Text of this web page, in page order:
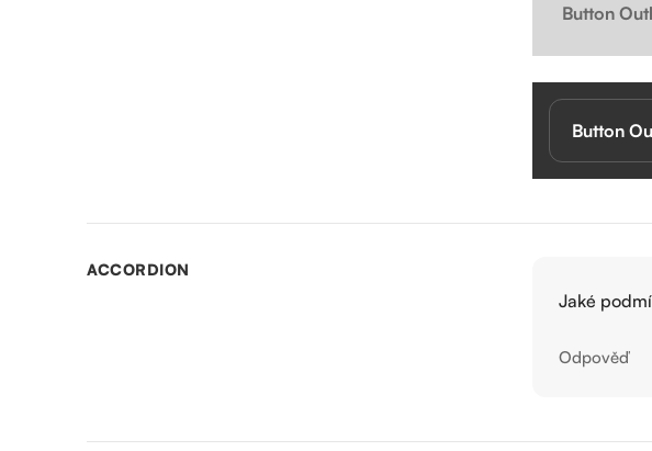
Button
Button
ACCORDION
Jaké
Odpověď